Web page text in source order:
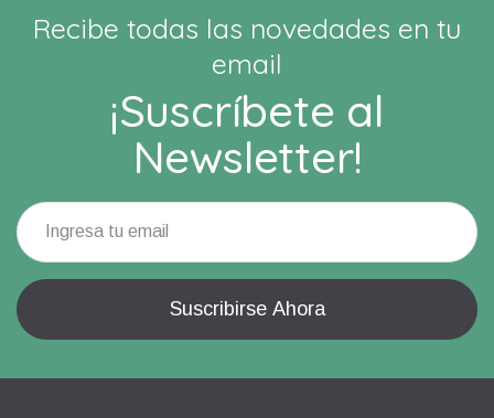
Recibe todas las novedades en tu
email
¡Suscríbete al
Newsletter!